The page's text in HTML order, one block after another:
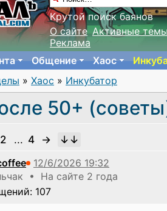
Крутой поиск баянов
О сайте Активные
Реклама
Общение Хаос
» Хаос » Инкубатор
50+
2 ... 4
→
• На сайте 2 года
107